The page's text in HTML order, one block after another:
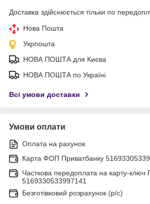
Доставка здійснюється тільки по
Нова Пошта
Укрпошта
НОВА ПОШТА для Києва
НОВА ПОШТА по Україні
Всі умови доставки
Умови оплати
Оплата на рахунок
Карта ФОП Приватбанку
Часткова передоплата на карту-ключ
5169330533997141
Безготівковий розрахунок (р/с)